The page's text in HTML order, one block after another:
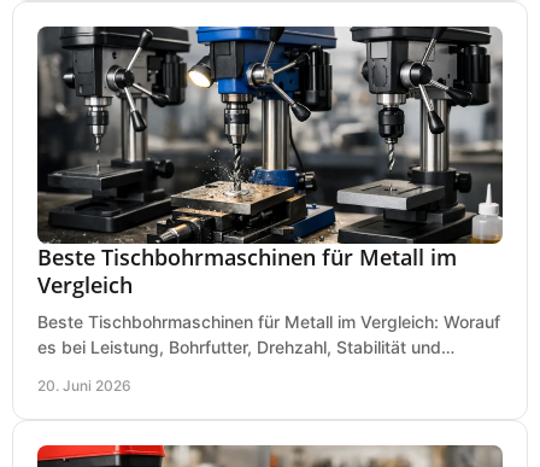
Beste Tischbohrmaschinen für Metall im
Vergleich
Beste Tischbohrmaschinen für Metall im Vergleich: Worauf
es bei Leistung, Bohrfutter, Drehzahl, Stabilität und
20. Juni 2026